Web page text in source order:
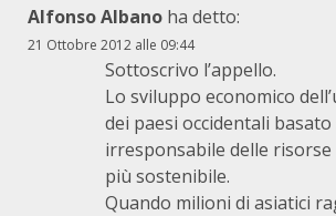
Alfonso Albano ha detto:
21 Ottobre 2012 alle 09:44
Sottoscrivo l’appello.
Lo sviluppo economico
dei paesi occidentali
irresponsabile delle
più sostenibile.
Quando milioni di asiatici